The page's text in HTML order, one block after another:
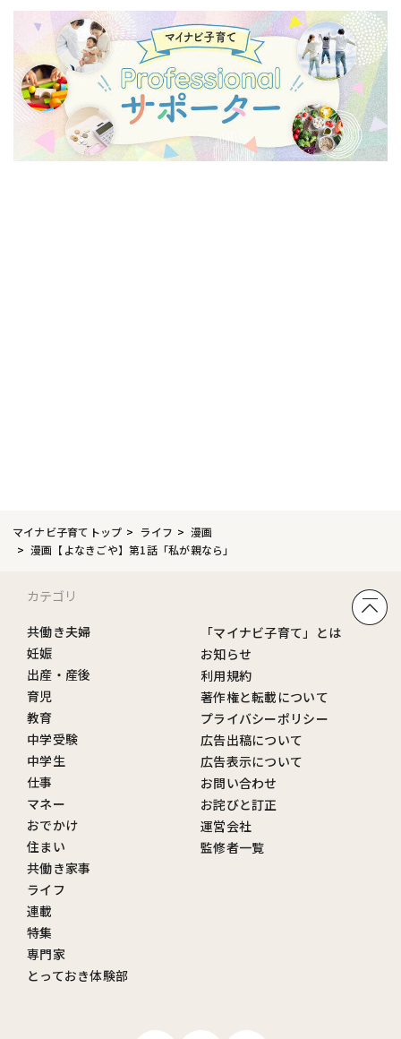
マイナビ子育てトップ ライフ
漫画
漫画【よなきごや】第1話「私が親なら」
カテゴリ
共働き夫婦
妊娠
出産・産後
育児
教育
中学受験
中学生
仕事
マネー
おでかけ
住まい
共働き家事
ライフ
連載
特集
専門家
とっておき体験部
「マイナビ子育て」とは
お知らせ
利用規約
著作権と転載について
プライバシーポリシー
広告出稿について
広告表示について
お問い合わせ
お詫びと訂正
運営会社
監修者一覧